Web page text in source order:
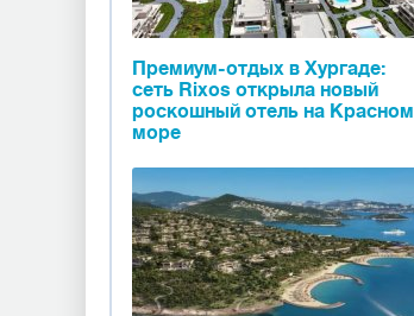
Премиум-отдых в Хургаде:
сеть Rixos открыла новый
роскошный отель на Красном
море